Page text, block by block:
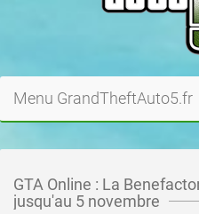
Menu GrandTheftAuto5.fr
GTA Online : La
jusqu'au 5 novembre